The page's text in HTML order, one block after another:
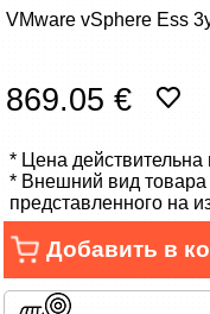
Сетевые
Автотовары
Renewd
VMware vSphere Ess
869.05 €
* Цена действительна
* Внешний вид товара
представленного на
Добавить в